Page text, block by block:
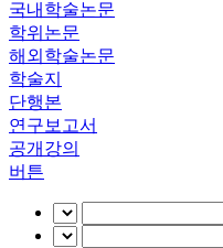
국내학술논문
학위논문
해외학술논문
학술지
단행본
연구보고서
공개강의
버튼